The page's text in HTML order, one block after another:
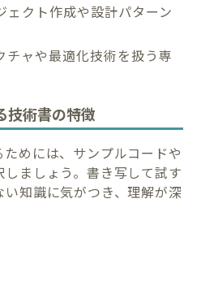
ェクト作成や設計パターン
チャや最適化技術を扱う専
技術書の特徴
めには、サンプルコードや
ましょう。書き写して試す
知識に気がつき、理解が深